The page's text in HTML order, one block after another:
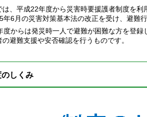
、平成22年度から災害時要援護者制度を利
年6月の災害対策基本法の改正を受け、避難
からは発災時一人で避難が困難な方を登録
避難支援や安否確認を行うものです。
しくみ